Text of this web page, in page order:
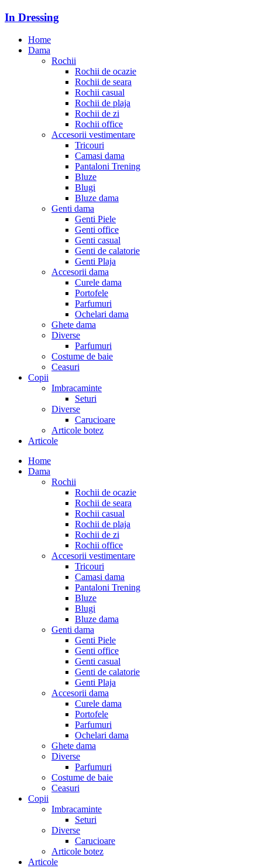
In Dressing
Home
Dama
Rochii
Rochii de ocazie
Rochii de seara
Rochii casual
Rochii de plaja
Rochii de zi
Rochii office
Accesorii vestimentare
Tricouri
Camasi dama
Pantaloni Trening
Bluze
Blugi
Bluze dama
Genti dama
Genti Piele
Genti office
Genti casual
Genti de calatorie
Genti Plaja
Accesorii dama
Curele dama
Portofele
Parfumuri
Ochelari dama
Ghete dama
Diverse
Parfumuri
Costume de baie
Ceasuri
Copii
Imbracaminte
Seturi
Diverse
Carucioare
Articole botez
Articole
Home
Dama
Rochii
Rochii de ocazie
Rochii de seara
Rochii casual
Rochii de plaja
Rochii de zi
Rochii office
Accesorii vestimentare
Tricouri
Camasi dama
Pantaloni Trening
Bluze
Blugi
Bluze dama
Genti dama
Genti Piele
Genti office
Genti casual
Genti de calatorie
Genti Plaja
Accesorii dama
Curele dama
Portofele
Parfumuri
Ochelari dama
Ghete dama
Diverse
Parfumuri
Costume de baie
Ceasuri
Copii
Imbracaminte
Seturi
Diverse
Carucioare
Articole botez
Articole